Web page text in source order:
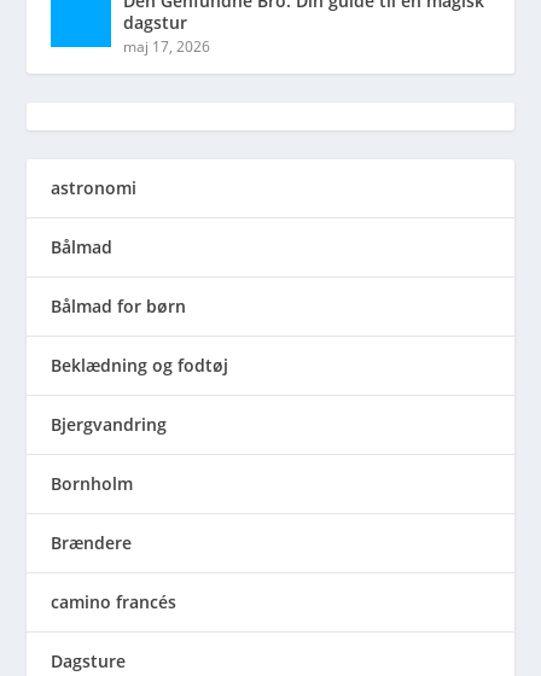
dagstur
maj 17, 2026
astronomi
Bålmad
Bålmad for børn
Beklædning og fodtøj
Bjergvandring
Bornholm
Brændere
camino francés
Dagsture